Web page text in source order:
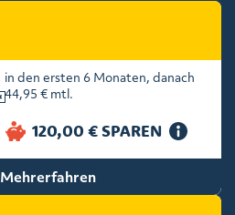
in den ersten 6 Monaten, danach
44,95 € mtl.
Mehrerfahren